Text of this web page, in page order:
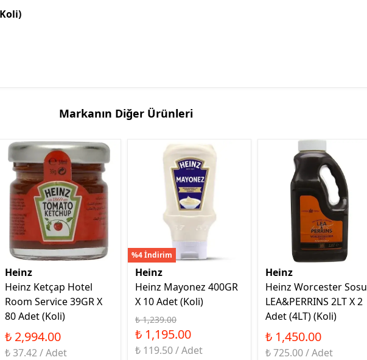
Markanın Diğer Ürünleri
Heinz
Heinz Ketçap Hotel
Room Service 39GR X
80 Adet (Koli)
₺ 2,994.00
₺ 37.42 / Adet
%4 İndirim
Heinz
Heinz Mayonez 400GR
X 10 Adet (Koli)
₺ 1,239.00
₺ 1,195.00
₺ 119.50 / Adet
Heinz
Heinz Worcester Sosu
LEA&PERRINS 2LT X 2
Adet (4LT) (Koli)
₺ 1,450.00
₺ 725.00 / Adet